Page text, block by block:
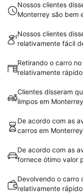
Nossos clientes
Monterrey são bem
Nossos clientes
relativamente fácil
Retirando o carro
relativamente
Clientes disseram
limpos em Monterrey
De acordo com as
carros em
De acordo com as
fornece ótimo valor
Devolvendo o carro
relativamente